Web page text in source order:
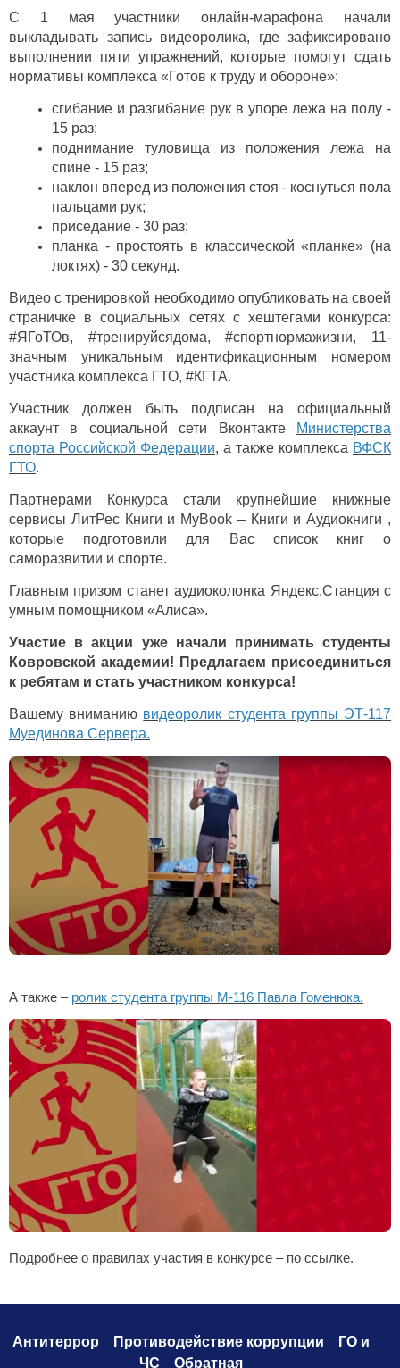
С 1 мая участники онлайн-марафона начали
выкладывать запись видеоролика, где зафиксировано
выполнении пяти упражнений, которые помогут сдать
нормативы комплекса «Готов к труду и обороне»:
сгибание и разгибание рук в упоре лежа на полу -
15 раз;
поднимание туловища из положения лежа на
спине - 15 раз;
наклон вперед из положения стоя - коснуться пола
пальцами рук;
приседание - 30 раз;
планка - простоять в классической «планке» (на
локтях) - 30 секунд.
Видео с тренировкой необходимо опубликовать на своей
страничке в социальных сетях с хештегами конкурса:
#ЯГоТОв, #тренируйсядома, #спортнормажизни, 11-
значным уникальным идентификационным номером
участника комплекса ГТО, #КГТА.
Участник должен быть подписан на официальный
аккаунт в социальной сети Вконтакте
Министерства
спорта Российской Федерации, а также комплекса ВФСК
ГТО.
Партнерами Конкурса стали крупнейшие книжные
сервисы ЛитРес Книги и MyBook – Книги и Аудиокниги ,
которые подготовили для Вас список книг о
саморазвитии и спорте.
Главным призом станет аудиоколонка Яндекс.Станция с
умным помощником «Алиса».
Участие в акции уже начали принимать студенты
Ковровской академии! Предлагаем присоединиться
к ребятам и стать участником конкурса!
Вашему вниманию видеоролик студента группы ЭТ-117
Муединова Сервера.
А также – ролик студента группы М-116 Павла Гоменюка.
Подробнее о правилах участия в конкурсе – по ссылке.
Антитеррор Противодействие коррупции
ГО и
ЧС
Обратная